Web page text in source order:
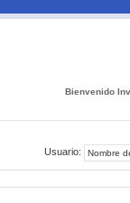
Bienvenido
Usuario: